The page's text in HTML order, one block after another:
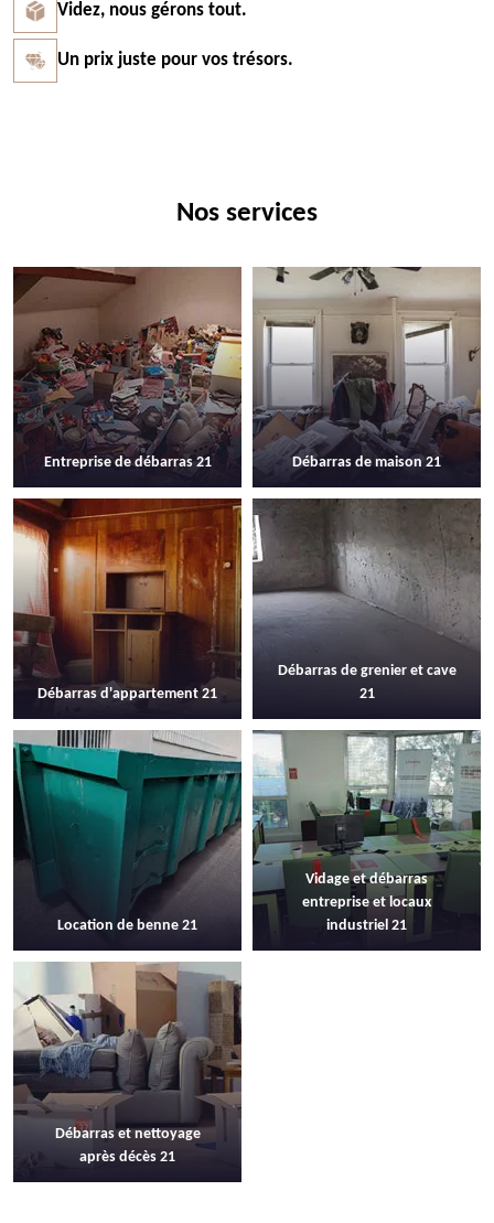
Videz, nous gérons tout.
Un prix juste pour vos trésors.
Nos services
Entreprise de débarras 21 Débarras de maison 21
Débarras d'appartement 21
Débarras de grenier et cave
21
Location de benne 21
Vidage et débarras
entreprise et locaux
industriel 21
Débarras et nettoyage
après décès 21